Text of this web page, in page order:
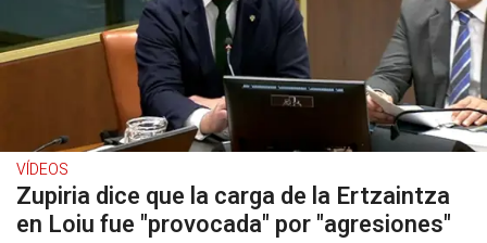
VÍDEOS
Zupiria dice que la carga de la Ertzaintza
en Loiu fue "provocada" por "agresiones"